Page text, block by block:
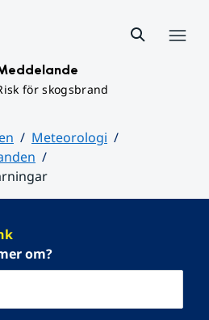
för skogsbrand
Meteorologi
om?